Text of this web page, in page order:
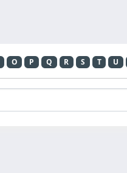
O P Q R S T U